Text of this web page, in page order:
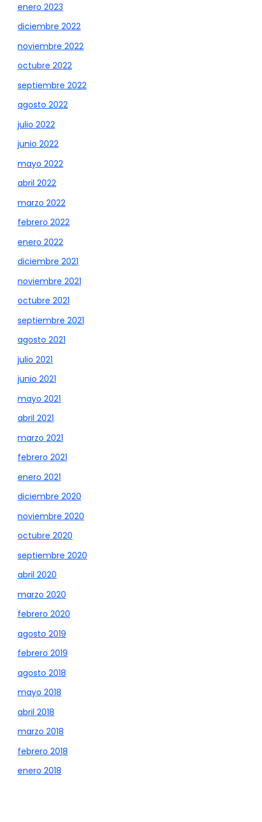
enero 2023
diciembre 2022
noviembre 2022
octubre 2022
septiembre 2022
agosto 2022
julio 2022
junio 2022
mayo 2022
abril 2022
marzo 2022
febrero 2022
enero 2022
diciembre 2021
noviembre 2021
octubre 2021
septiembre 2021
agosto 2021
julio 2021
junio 2021
mayo 2021
abril 2021
marzo 2021
febrero 2021
enero 2021
diciembre 2020
noviembre 2020
octubre 2020
septiembre 2020
abril 2020
marzo 2020
febrero 2020
agosto 2019
febrero 2019
agosto 2018
mayo 2018
abril 2018
marzo 2018
febrero 2018
enero 2018